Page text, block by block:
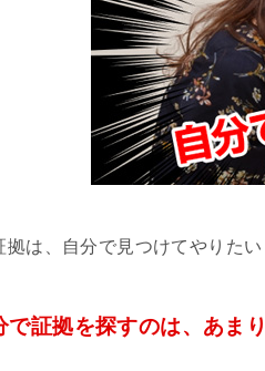
は、自分で見つけてやりたい
で証拠を探すのは、あま